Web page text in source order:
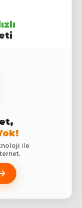
ile